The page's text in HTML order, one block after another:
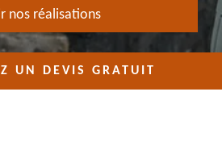
nos réalisations
UN DEVIS GRATUIT